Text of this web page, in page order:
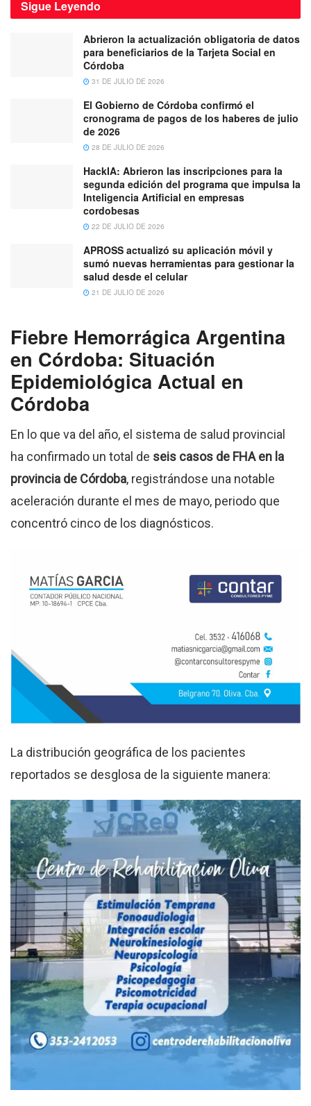
Sigue Leyendo
Abrieron la actualización obligatoria de datos
para beneficiarios de la Tarjeta Social en
Córdoba
31 DE JULIO DE 2026
El Gobierno de Córdoba confirmó el
cronograma de pagos de los haberes de julio
de 2026
28 DE JULIO DE 2026
HackIA: Abrieron las inscripciones para la
segunda edición del programa que impulsa la
Inteligencia Artificial en empresas
cordobesas
22 DE JULIO DE 2026
APROSS actualizó su aplicación móvil y
sumó nuevas herramientas para gestionar la
salud desde el celular
21 DE JULIO DE 2026
Fiebre Hemorrágica Argentina
en Córdoba: Situación
Epidemiológica Actual en
Córdoba
En lo que va del año, el sistema de salud provincial
ha confirmado un total de seis casos de FHA en la
provincia de Córdoba, registrándose una notable
aceleración durante el mes de mayo, periodo que
concentró cinco de los diagnósticos.
La distribución geográfica de los pacientes
reportados se desglosa de la siguiente manera: